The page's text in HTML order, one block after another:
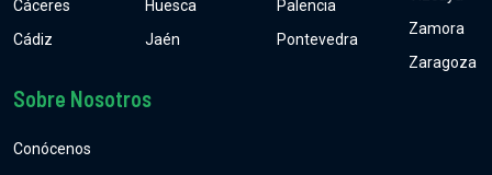
Cáceres
Cádiz
Huesca
Jaén
Palencia
Pontevedra
Zamora
Zaragoza
Sobre Nosotros
Conócenos